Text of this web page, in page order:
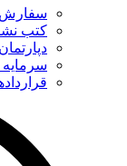
سفارش
کتب